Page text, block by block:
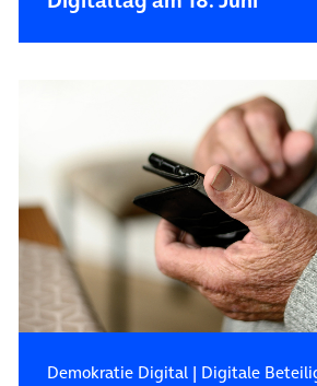
Demokratie Digital| Digitale